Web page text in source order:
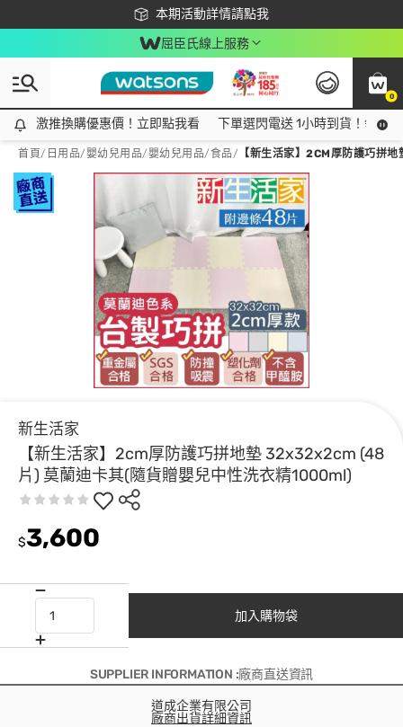
本期活動詳情請點我
下載app最高回饋$350
屈臣氏線上服務
0
激推換購優惠價！立即點我看
激推換購優惠價！立即點我看 下單選閃電送 1小時到貨！領神
首頁/ 日用品/嬰幼兒用品/嬰幼兒用品/食品/ 【新生活家】2CM厚防護巧拼
新生活家
【新生活家】2cm厚防護巧拼地墊 32x32x2cm (48
片) 莫蘭迪卡其(隨貨贈嬰兒中性洗衣精1000ml)
$3,600
加入購物袋
SUPPLIER INFORMATION :廠商直送資訊
道成企業有限公司
廠商出貨詳細資訊